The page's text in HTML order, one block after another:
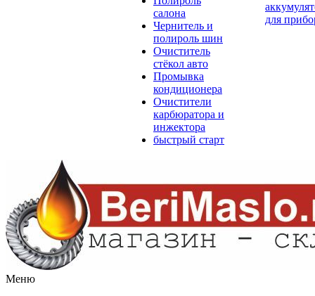
салона
Чернитель и
полироль шин
Очиститель
стёкол авто
Промывка
кондиционера
Очистители
карбюратора и
инжектора
быстрый старт
для
Меню